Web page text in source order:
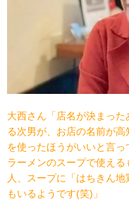
大西さん「店名が決まっ
る次男が、お店の名前が
を使ったほうがいいと言
ラーメンのスープで使え
人、スープに「はちきん
もいるようです(笑) 」